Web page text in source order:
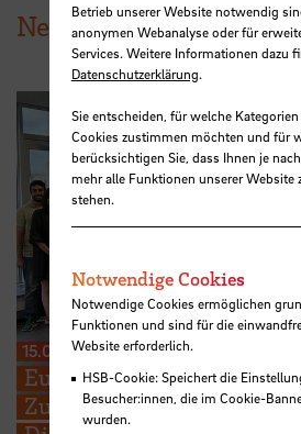
News aus der HSB
15.07.2026
Europäische Perspektiven
Zukunftsfragen: STARS
Betrieb unserer Website notwendig
anonymen Webanalyse oder für
Services. Weitere Informationen dazu
Datenschutzerklärung.
Sie entscheiden, für welche
Cookies zustimmen möchten und für
berücksichtigen Sie, dass Ihnen je
mehr alle Funktionen unserer Website
stehen.
Notwendige Cookies
Notwendige Cookies ermöglichen
Funktionen und sind für die
Website erforderlich.
HSB-Cookie: Speichert die
Besucher:innen, die im Cookie-
wurden.